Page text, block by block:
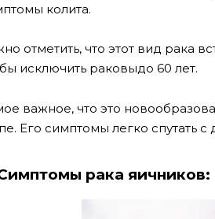
колита.
отметить, что этот вид рака
исключить раковыдо 60 лет.
важное, что это
Его симптомы легко спутать
рака яичников: